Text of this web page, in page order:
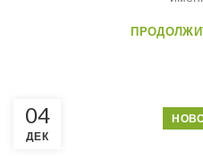
04
ДЕК